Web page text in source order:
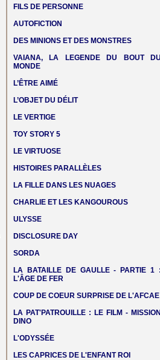
FILS DE PERSONNE
AUTOFICTION
DES MINIONS ET DES MONSTRES
VAIANA, LA LEGENDE DU BOUT
MONDE
L’ÊTRE AIMÉ
L’OBJET DU DÉLIT
LE VERTIGE
TOY STORY 5
LE VIRTUOSE
HISTOIRES PARALLÈLES
LA FILLE DANS LES NUAGES
CHARLIE ET LES KANGOUROUS
ULYSSE
DISCLOSURE DAY
SORDA
LA BATAILLE DE GAULLE - PARTIE 1
L'ÂGE DE FER
COUP DE COEUR SURPRISE DE L'AFCAE
LA PAT'PATROUILLE : LE FILM -
DINO
L'ODYSSÉE
LES CAPRICES DE L'ENFANT ROI